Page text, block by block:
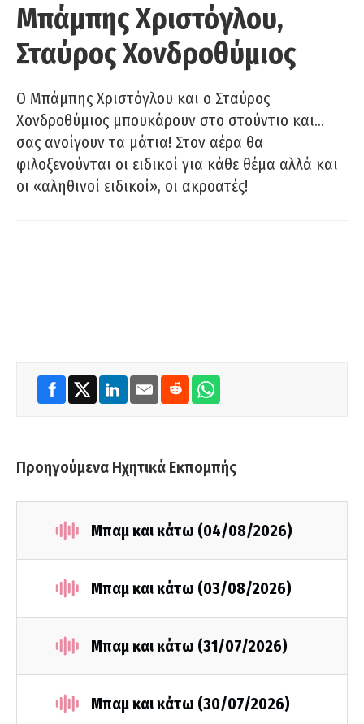
Μπάμπης Χριστόγλου,
Σταύρος Χονδροθύμιος
O Μπάμπης Χριστόγλου και ο Σταύρος
Χονδροθύμιος μπουκάρουν στο στούντιο και…
σας ανοίγουν τα μάτια! Στον αέρα θα
φιλοξενούνται οι ειδικοί για κάθε θέμα αλλά και
οι «αληθινοί ειδικοί», οι ακροατές!
Προηγούμενα Ηχητικά Εκπομπής
Μπαμ και κάτω (04/08/2026)
Μπαμ και κάτω (03/08/2026)
Μπαμ και κάτω (31/07/2026)
Μπαμ και κάτω (30/07/2026)